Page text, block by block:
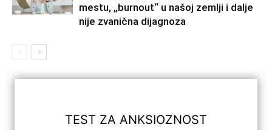
mestu, „burnout“ u našoj zemlji i dalje
nije zvanična dijagnoza
TEST ZA ANKSIOZNOST